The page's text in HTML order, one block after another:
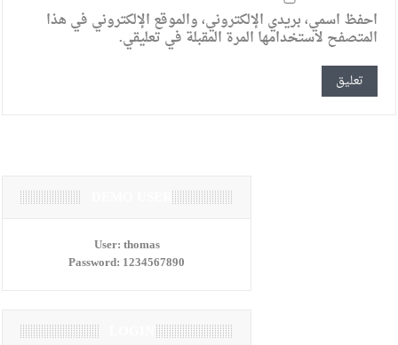
احفظ اسمي، بريدي الإلكتروني، والموقع الإلكتروني في هذا
المتصفح لاستخدامها المرة المقبلة في تعليقي.
User:thomas
Password: 1234567890